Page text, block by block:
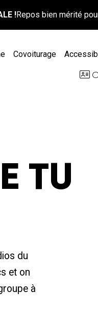
bien mérité pour le
Covoiturage
TU
du
et on
à